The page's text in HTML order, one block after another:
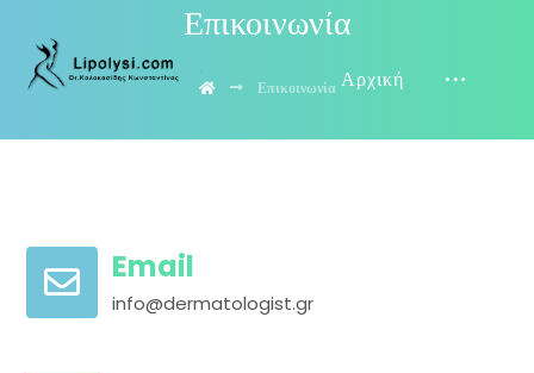
Αρχική
Επικοινωνία
Επικοινωνία
Email
info@dermatologist.gr